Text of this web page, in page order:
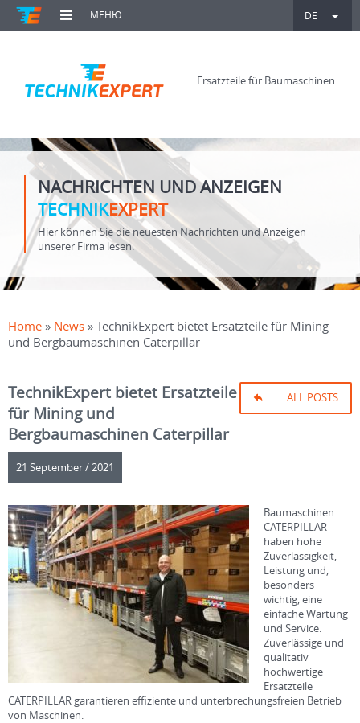
МЕНЮ DE
Ersatzteile für Baumaschinen
NACHRICHTEN UND ANZEIGEN
TECHNIKEXPERT
Hier können Sie die neuesten Nachrichten und Anzeigen
unserer Firma lesen.
Home » News » TechnikExpert bietet Ersatzteile für Mining
und Bergbaumaschinen Caterpillar
TechnikExpert bietet Ersatzteile
für Mining und
Bergbaumaschinen Caterpillar
ALL POSTS
21 September / 2021
Baumaschinen
CATERPILLAR
haben hohe
Zuverlässigkeit,
Leistung und,
besonders
wichtig,eine
einfache Wartung
und Service.
Zuverlässige und
qualitativ
hochwertige
Ersatzteile
CATERPILLAR garantieren effiziente und unterbrechungsfreien Betrieb
von Maschinen.